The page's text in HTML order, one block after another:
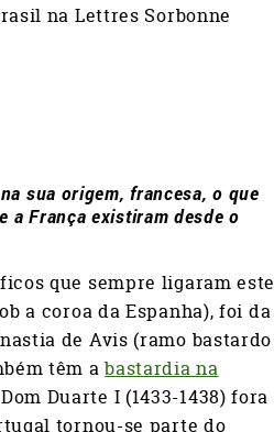
na Lettres Sorbonne
sua origem, francesa, o que
a França existiram desde o
que sempre ligaram este
a coroa da Espanha), foi da
de Avis (ramo bastardo
têm abastardia na
Duarte I (1433-1438) fora
tornou-se parte do